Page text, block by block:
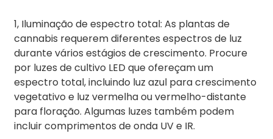
1, Iluminação de espectro total: As plantas de
cannabis requerem diferentes espectros de luz
durante vários estágios de crescimento. Procure
por luzes de cultivo LED que ofereçam um
espectro total, incluindo luz azul para crescimento
vegetativo e luz vermelha ou vermelho-distante
para floração. Algumas luzes também podem
incluir comprimentos de onda UV e IR.